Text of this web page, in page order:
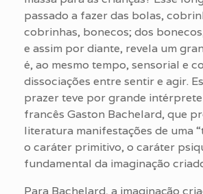
passado a fazer das bolas,
cobrinhas, bonecos; dos
e assim por diante, revela um
é, ao mesmo tempo, sensorial e
dissociações entre sentir e agir.
prazer teve por grande
francês Gaston Bachelard, que
literatura manifestações de uma
o caráter primitivo, o caráter
fundamental da imaginação
Para Bachelard, a imaginação